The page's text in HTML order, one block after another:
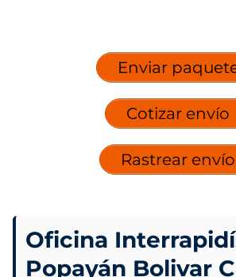
Enviar
Cotizar envío
Rastrear envío
Oficina
Popayán Bolivar